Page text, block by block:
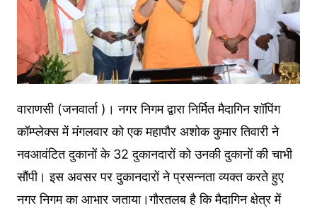
वाराणसी (जनवार्ता )। नगर निगम द्वारा निर्मित मैदागिन शॉपिंग
कॉम्प्लेक्स में मंगलवार को एक महापौर अशोक कुमार तिवारी ने
नवआवंटित दुकानों के 32 दुकानदारों को उनकी दुकानों की चाभी
सौंपी। इस अवसर पर दुकानदारों ने प्रसन्नता व्यक्त करते हुए
नगर निगम का आभार जताया।गौरतलब है कि मैदागिन क्षेत्र में